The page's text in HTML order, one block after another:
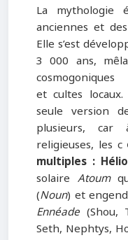
La mythologie
anciennes et
Elle s’est
3 000 ans,
cosmogoniques
et cultes
seule version
plusieurs,
religieuses, les c
multiples :
solaire Atoum
(Noun) et
Ennéade (Shou,
Seth, Nephtys,